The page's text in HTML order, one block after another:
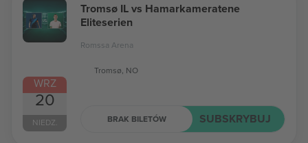
WRZ
20
NIEDZ.
Tromsø IL vs Hamarkameratene
Eliteserien
Romssa Arena
Tromsø, NO
BRAK BILETÓW SUBSKRYBUJ